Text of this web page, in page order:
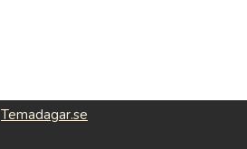
Temadagar.se